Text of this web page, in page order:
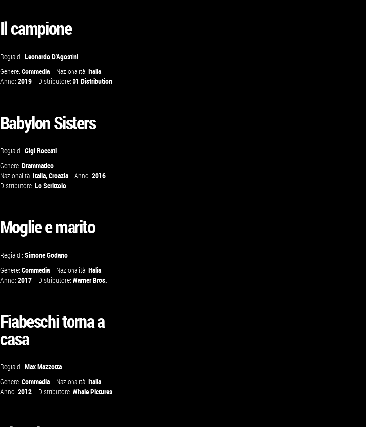
Il campione
Regia di: Leonardo D'Agostini
Genere: Commedia Nazionalità: Italia
Anno: 2019 Distributore: 01 Distribution
Babylon Sisters
Regia di: Gigi Roccati
Genere: Drammatico
Nazionalità: Italia,Croazia Anno: 2016
Distributore: Lo Scrittoio
Moglie e marito
Regia di: Simone Godano
Genere: Commedia Nazionalità: Italia
Anno: 2017 Distributore: Warner Bros.
Fiabeschi torna a
casa
Regia di: Max Mazzotta
Genere: Commedia Nazionalità: Italia
Anno: 2012 Distributore: Whale Pictures